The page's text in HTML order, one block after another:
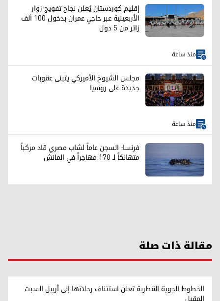
إقليم كوردستان يُعلن نجاح تفويج زوار
الأربعينية عبر حاجي عمران بدخول 100 ألف
زائر من 5 دول
منذ ساعة
مجلس الشيوخ الأميركي يتبنى عقوبات
جديدة على روسيا
منذ ساعة
فرنسا: السجن عاماً لشاب مصري قاد مركباً
متهالكاً لـ 170 مهاجراً في المانش
مقالة ذات صلة
الخطوط الجوية القطرية تعلن استئناف رحلاتها إلى أربيل السبت